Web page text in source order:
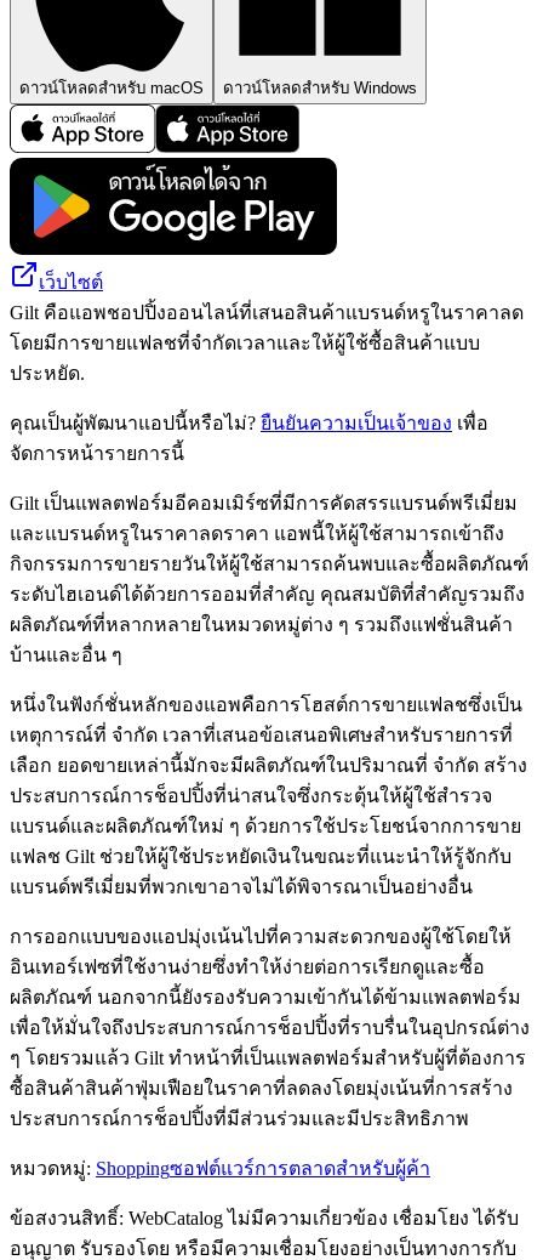
ดาวน์โหลดสำหรับ macOS ดาวน์โหลดสำหรับ Windows
เว็บไซต์
Gilt คือแอพชอปปิ้งออนไลน์ที่เสนอสินค้าแบรนด์หรูในราคาลด
โดยมีการขายแฟลชที่จำกัดเวลาและให้ผู้ใช้ซื้อสินค้าแบบ
ประหยัด.
คุณเป็นผู้พัฒนาแอปนี้หรือไม่? ยืนยันความเป็นเจ้าของ เพื่อ
จัดการหน้ารายการนี้
Gilt เป็นแพลตฟอร์มอีคอมเมิร์ซที่มีการคัดสรรแบรนด์พรีเมี่ยม
และแบรนด์หรูในราคาลดราคา แอพนี้ให้ผู้ใช้สามารถเข้าถึง
กิจกรรมการขายรายวันให้ผู้ใช้สามารถค้นพบและซื้อผลิตภัณฑ์
ระดับไฮเอนด์ได้ด้วยการออมที่สำคัญ คุณสมบัติที่สำคัญรวมถึง
ผลิตภัณฑ์ที่หลากหลายในหมวดหมู่ต่าง ๆ รวมถึงแฟชั่นสินค้า
บ้านและอื่น ๆ
หนึ่งในฟังก์ชั่นหลักของแอพคือการโฮสต์การขายแฟลชซึ่งเป็น
เหตุการณ์ที่ จำกัด เวลาที่เสนอข้อเสนอพิเศษสำหรับรายการที่
เลือก ยอดขายเหล่านี้มักจะมีผลิตภัณฑ์ในปริมาณที่ จำกัด สร้าง
ประสบการณ์การช็อปปิ้งที่น่าสนใจซึ่งกระตุ้นให้ผู้ใช้สำรวจ
แบรนด์และผลิตภัณฑ์ใหม่ ๆ ด้วยการใช้ประโยชน์จากการขาย
แฟลช Gilt ช่วยให้ผู้ใช้ประหยัดเงินในขณะที่แนะนำให้รู้จักกับ
แบรนด์พรีเมี่ยมที่พวกเขาอาจไม่ได้พิจารณาเป็นอย่างอื่น
การออกแบบของแอปมุ่งเน้นไปที่ความสะดวกของผู้ใช้โดยให้
อินเทอร์เฟซที่ใช้งานง่ายซึ่งทำให้ง่ายต่อการเรียกดูและซื้อ
ผลิตภัณฑ์ นอกจากนี้ยังรองรับความเข้ากันได้ข้ามแพลตฟอร์ม
เพื่อให้มั่นใจถึงประสบการณ์การช็อปปิ้งที่ราบรื่นในอุปกรณ์ต่าง
ๆ โดยรวมแล้ว Gilt ทำหน้าที่เป็นแพลตฟอร์มสำหรับผู้ที่ต้องการ
ซื้อสินค้าสินค้าฟุ่มเฟือยในราคาที่ลดลงโดยมุ่งเน้นที่การสร้าง
ประสบการณ์การช็อปปิ้งที่มีส่วนร่วมและมีประสิทธิภาพ
หมวดหมู่: Shoppingซอฟต์แวร์การตลาดสำหรับผู้ค้า
ข้อสงวนสิทธิ์: WebCatalog ไม่มีความเกี่ยวข้อง เชื่อมโยง ได้รับ
อนุญาต รับรองโดย หรือมีความเชื่อมโยงอย่างเป็นทางการกับ